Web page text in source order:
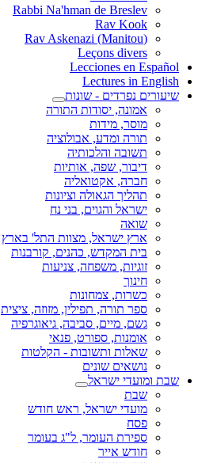
Rabbi Na'hman de Breslev
Rav Kook
(Rav Askenazi (Manitou
Leçons divers
Lecciones en Español
Lectures in English
שיעורים נפרדים - שונות
אמונה, יסודות התורה
מוסר, מידות
תורה ומדע, אבולוציה
תשובה והלכותיה
דיבור, שפה, אותיות
חברה, אקטואליה
תהליך הגאולה וציונות
ישראל והגוים, בני נח
שואה
ארץ ישראל, מצוות התל' בארץ
בית המקדש, כהנים, קורבנות
זוגיות, משפחה, צניעות
חינוך
כשרות, צמחונות
ספר תורה, תפילין, מזוזה, ציצית
גשם, מיים, סביבה, גיאוגרפיה
אומנות, ספורט, פנאי
שאלות ותשובות - הקלטות
נושאים שונים
שבת ומועדי ישראל
שבת
מועדי ישראל, ראש חודש
פסח
ספירת העומר, ל"ג בעומר
חודש אייר